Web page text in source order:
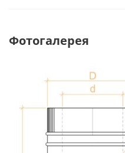
Фотогалерея